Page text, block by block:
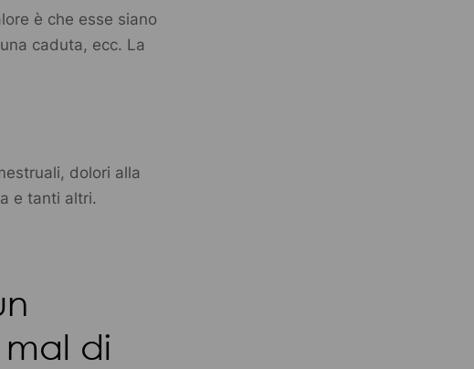
è che esse siano
caduta, ecc. La
dolori alla
e tanti altri.
di